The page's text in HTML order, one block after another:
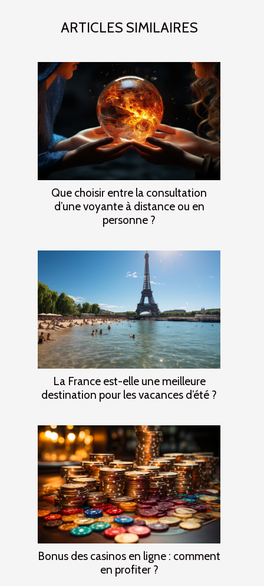
ARTICLES SIMILAIRES
Que choisir entre la consultation
d’une voyante à distance ou en
personne ?
La France est-elle une meilleure
destination pour les vacances d’été ?
Bonus des casinos en ligne : comment
en profiter ?